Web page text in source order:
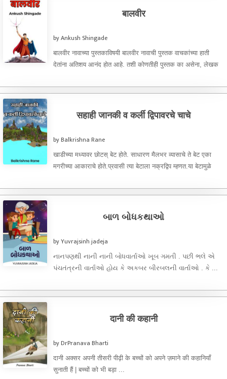
बालवीर
by Ankush Shingade
बालवीर नावाच्या पुस्तकाविषयी बालवीर नावाची पुस्तक वाचकांच्या हाती
देतांना अतिशय आनंद होत आहे. तशी कोणतीही पुस्तक का असेना, लेखक
सहाही जानकी व कर्ली द्विपावरचे चाचे
by Balkrishna Rane
खाडीच्या मध्यावर छोटस् बेट होते. साधारण मैलभर व्यासाचे ते बेट एका
मगरीच्या आकाराचे होते.प्रवासी त्या बेटाला नक्रद्विप म्हणत.या बेटामुळे
બાળ બોધકથાઓ
by Yuvrajsinh jadeja
નાનપણથી નાની નાની બોધવાર્તાઓ ખૂબ ગમતી . પછી ભલે એ
પંચતંત્રની વાર્તાઓ હોય કે અકબર બીરબલની વાર્તાઓ . કે ...
दानी की कहानी
by DrPranava Bharti
दानी अक्सर अपनी तीसरी पीढ़ी के बच्चों को अपने ज़माने की कहानियाँ
सुनाती हैं | बच्चों को भी बड़ा ...